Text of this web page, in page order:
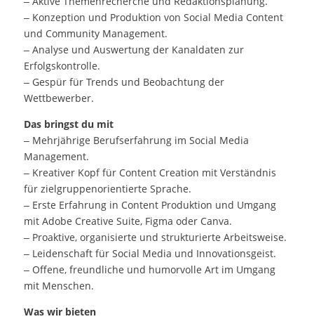
– Konzeption und Produktion von Social Media Content
und Community Management.
– Analyse und Auswertung der Kanaldaten zur
Erfolgskontrolle.
– Gespür für Trends und Beobachtung der
Wettbewerber.
Das bringst du mit
– Mehrjährige Berufserfahrung im Social Media
Management.
– Kreativer Kopf für Content Creation mit Verständnis
für zielgruppenorientierte Sprache.
– Erste Erfahrung in Content Produktion und Umgang
mit Adobe Creative Suite, Figma oder Canva.
– Proaktive, organisierte und strukturierte Arbeitsweise.
– Leidenschaft für Social Media und Innovationsgeist.
– Offene, freundliche und humorvolle Art im Umgang
mit Menschen.
Was wir bieten